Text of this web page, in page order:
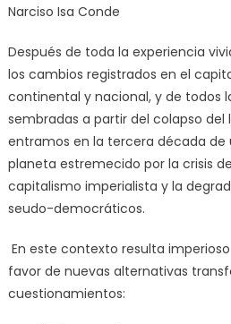
Narciso Isa Conde
Después de toda la experiencia
los cambios registrados en el
continental y nacional, y de todos
sembradas a partir del colapso del
entramos en la tercera década de
planeta estremecido por la crisis
capitalismo imperialista y la
seudo-democráticos.
En este contexto resulta
favor de nuevas alternativas
cuestionamientos: